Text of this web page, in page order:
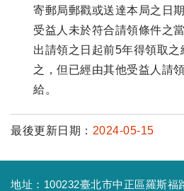
寄郵局郵戳或送達本局之日
受益人未於符合請領條件之
出請領之日起前5年得領取
之，但已經由其他受益人請
給。
最後更新日期： 2024-05-15
地址：100232臺北市中正區羅斯福